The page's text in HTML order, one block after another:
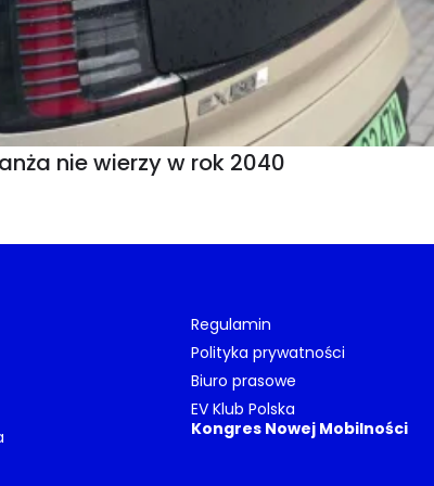
nie wierzy w rok 2040
Regulamin
Polityka prywatności
Biuro prasowe
EV Klub Polska
Kongres Nowej Mobilności